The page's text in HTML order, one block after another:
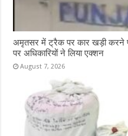
अमृतसर में ट्रैक पर कार खड़ी करने
पर अधिकारियों ने लिया एक्शन
August 7, 2026